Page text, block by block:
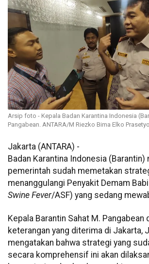
Arsip foto - Kepala Badan Karantina Indonesia
Pangabean. ANTARA/M Riezko Bima Elko Prasetyo
Jakarta (ANTARA) -
Badan Karantina Indonesia
pemerintah sudah memetakan
menanggulangi Penyakit Demam
Swine Fever/ASF) yang sedang
Kepala Barantin Sahat M. Pangabean
keterangan yang diterima di Jakarta,
mengatakan bahwa strategi yang
secara komprehensif ini akan